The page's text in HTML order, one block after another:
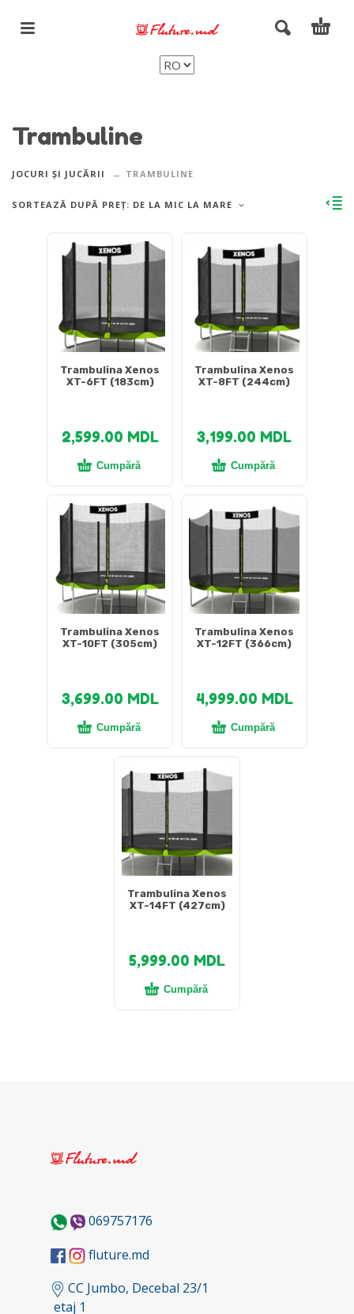
Trambuline
JOCURI ȘI JUCĂRII TRAMBULINE
SORTEAZĂ DUPĂ PREȚ: DE LA MIC LA MARE
Trambulina Xenos
XT-6FT (183cm)
2,599.00 MDL
Cumpără
Trambulina Xenos
XT-8FT (244cm)
3,199.00 MDL
Cumpără
Trambulina Xenos
XT-10FT (305cm)
3,699.00 MDL
Cumpără
Trambulina Xenos
XT-12FT (366cm)
4,999.00 MDL
Cumpără
Trambulina Xenos
XT-14FT (427cm)
5,999.00 MDL
Cumpără
069757176
fluture.md
CC Jumbo, Decebal 23/1
etaj 1